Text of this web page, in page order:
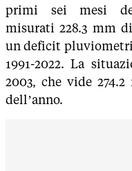
primi sei mesi
misurati 228.3 mm
un deficit
1991-2022. La
2003, che vide
dell’anno.